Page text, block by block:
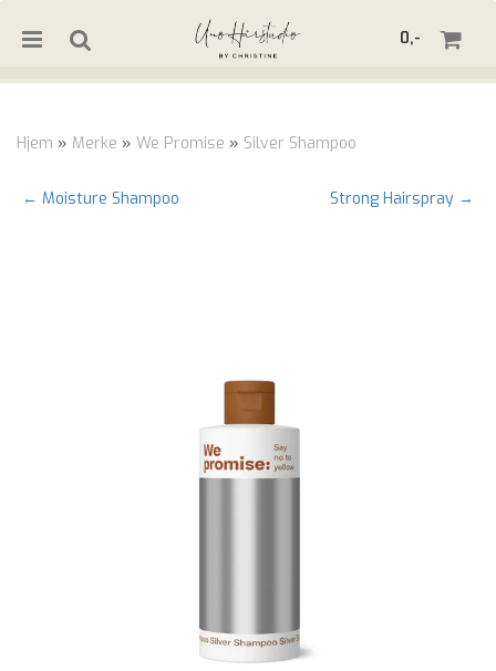
0,-
Hjem » Merke » We Promise » Silver Shampoo
Strong Hairspray →
← Moisture Shampoo